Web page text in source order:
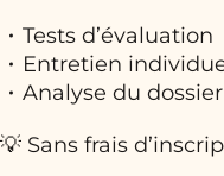
Tests d’évaluation
Entretien
Analyse du dossier
💡 Sans frais